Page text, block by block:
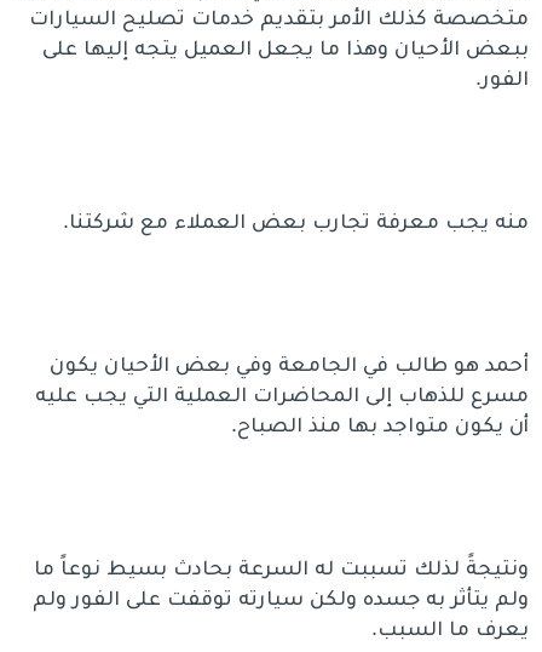
متخصصة كذلك الأمر بتقديم خدمات تصليح السيارات
ببعض الأحيان وهذا ما يجعل العميل يتجه إليها على
الفور.
منه يجب معرفة تجارب بعض العملاء مع شركتنا.
أحمد هو طالب في الجامعة وفي بعض الأحيان يكون
مسرع للذهاب إلى المحاضرات العملية التي يجب عليه
أن يكون متواجد بها منذ الصباح.
ونتيجةً لذلك تسببت له السرعة بحادث بسيط نوعاً ما
ولم يتأثر به جسده ولكن سيارته توقفت على الفور ولم
يعرف ما السبب.